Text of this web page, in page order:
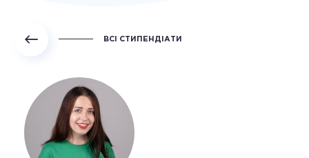
ВСІ СТИПЕНДІАТИ